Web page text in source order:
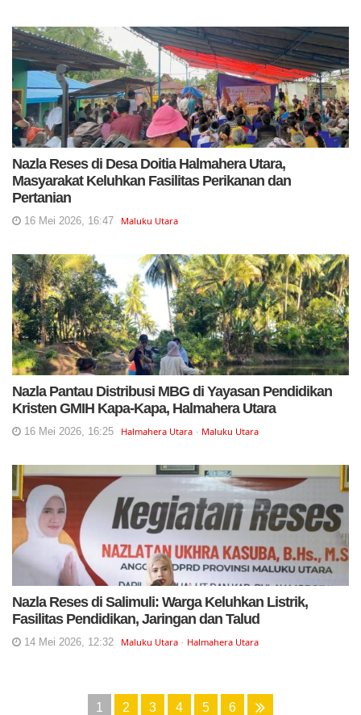
Nazla Reses di Desa Doitia Halmahera Utara,
Masyarakat Keluhkan Fasilitas Perikanan dan
Pertanian
16 Mei 2026, 16:47 Maluku Utara
Nazla Pantau Distribusi MBG di Yayasan Pendidikan
Kristen GMIH Kapa-Kapa, Halmahera Utara
16 Mei 2026, 16:25 Halmahera Utara Maluku Utara
Nazla Reses di Salimuli: Warga Keluhkan Listrik,
Fasilitas Pendidikan, Jaringan dan Talud
14 Mei 2026, 12:32 Maluku Utara Halmahera Utara
1 2 3 4 5 6